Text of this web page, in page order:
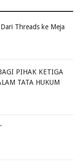
Threads ke Meja
PIHAK KETIGA
TATA HUKUM